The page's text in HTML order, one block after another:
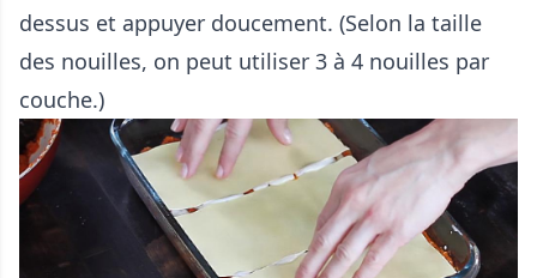
dessus et appuyer doucement. (Selon la taille
des nouilles, on peut utiliser 3 à 4 nouilles par
couche.)